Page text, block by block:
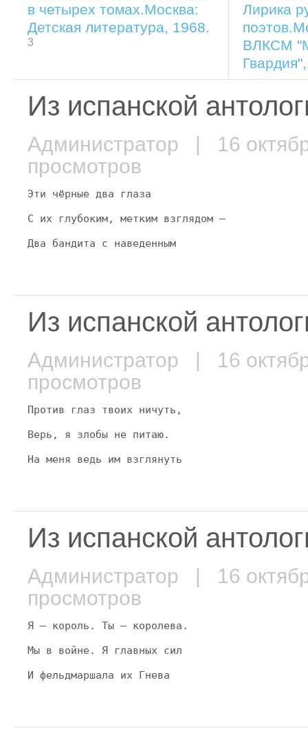
в четырех томах.Москва:
Детская литература, 1968.
3
Лирика
ВЛКСМ
Из испанской
Администратор | 16
просмотров
Эти чёрные два глаза
С их глубоким, метким взглядом —
Два бандита с наведенным
Из испанской
Администратор | 16
просмотров
Против глаз твоих ничуть,
Верь, я злобы не питаю.
На меня ведь им взглянуть
Из испанской
Администратор | 16
просмотров
Я — король. Ты — королева.
Мы в войне. Я главных сил
И фельдмаршала их Гнева